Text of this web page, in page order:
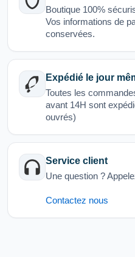
Boutique 100%
Vos informations de
conservées.
Expédié le jour
Toutes les
avant 14H sont
ouvrés)
Service client
Une question ?
Contactez nous